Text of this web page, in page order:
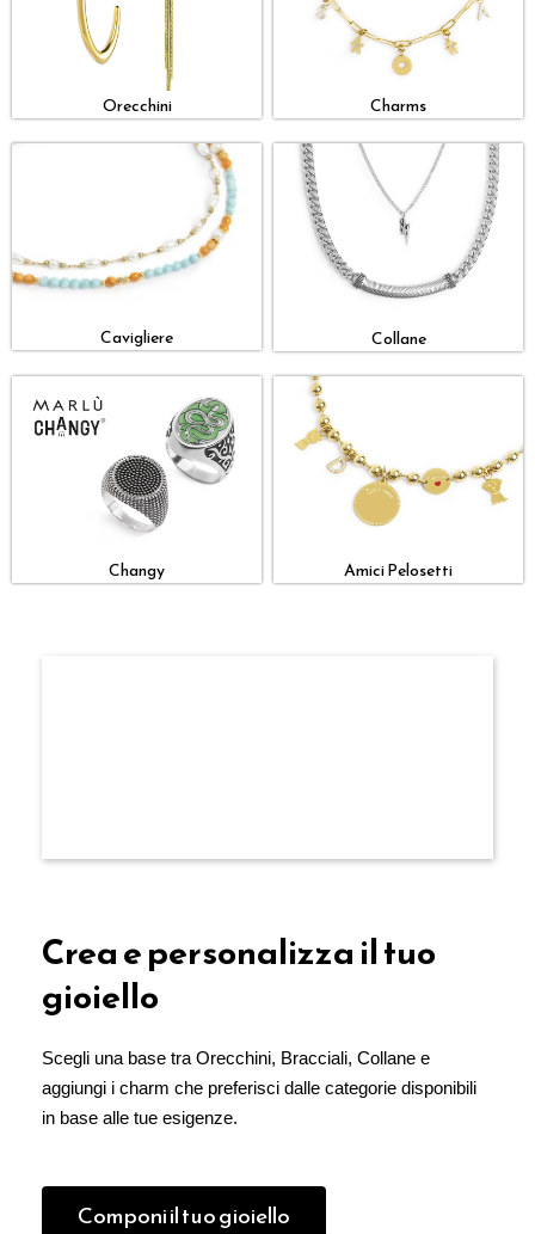
Orecchini Charms
Cavigliere Collane
Changy Amici Pelosetti
Crea e personalizza il tuo
gioiello
Scegli una base tra Orecchini, Bracciali, Collane e
aggiungi i charm che preferisci dalle categorie disponibili
in base alle tue esigenze.
Componi il tuo gioiello